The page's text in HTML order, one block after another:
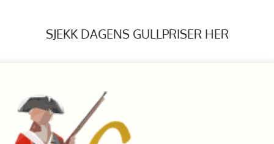
SJEKK DAGENS GULLPRISER HER